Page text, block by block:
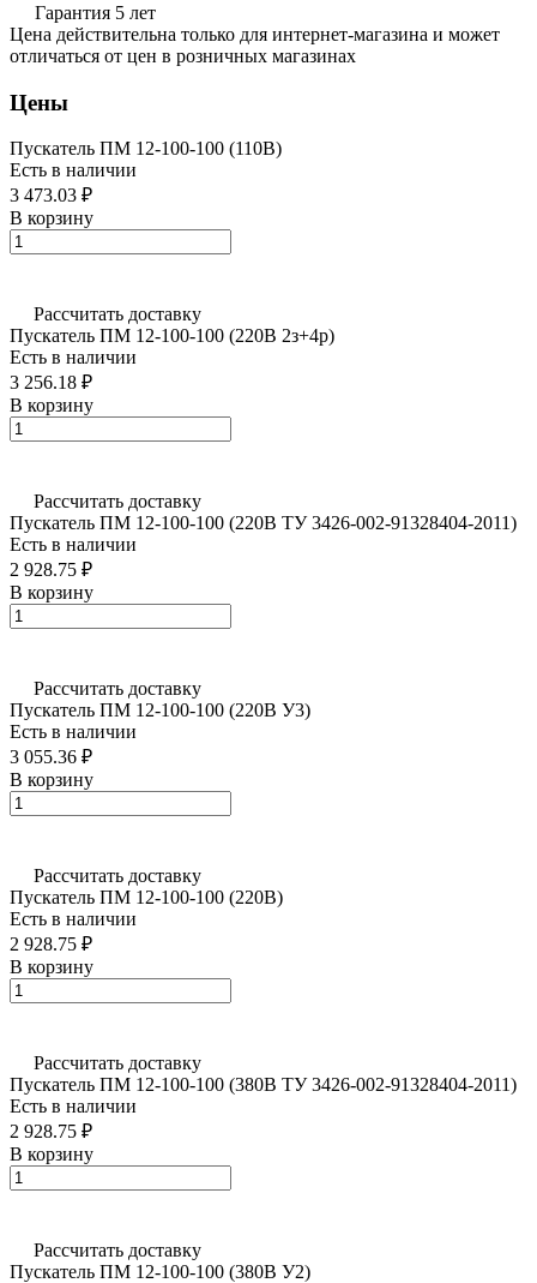
Гарантия 5 лет
Цена действительна только для интернет-магазина и может
отличаться от цен в розничных магазинах
Цены
Пускатель ПМ 12-100-100 (110В)
Есть в наличии
3 473.03 ₽
В корзину
Рассчитать доставку
Пускатель ПМ 12-100-100 (220В 2з+4р)
Есть в наличии
3 256.18 ₽
В корзину
Рассчитать доставку
Пускатель ПМ 12-100-100 (220В ТУ 3426-002-91328404-2011)
Есть в наличии
2 928.75 ₽
В корзину
Рассчитать доставку
Пускатель ПМ 12-100-100 (220В У3)
Есть в наличии
3 055.36 ₽
В корзину
Рассчитать доставку
Пускатель ПМ 12-100-100 (220В)
Есть в наличии
2 928.75 ₽
В корзину
Рассчитать доставку
Пускатель ПМ 12-100-100 (380В ТУ 3426-002-91328404-2011)
Есть в наличии
2 928.75 ₽
В корзину
Рассчитать доставку
Пускатель ПМ 12-100-100 (380В У2)